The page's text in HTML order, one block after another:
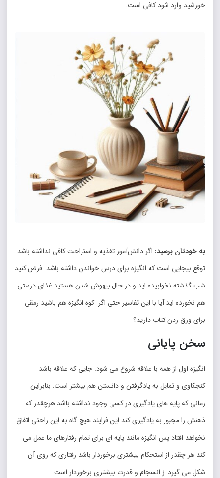
خورشید وارد شود کافی است.
به خودتان برسید: اگر دانش‌‌آموز تغذیه و استراحت کافی نداشته باشد
توقع بیجایی است که انگیزه برای درس خواندن داشته باشد. فرض کنید
شب گذشته نخوابیده اید و در حال بیهوش شدن هستید غذای درستی
هم نخورده اید آیا با این تفاسیر حتی اگر کوه انگیزه هم باشید رمقی
برای ورق زدن کتاب دارید؟
سخن پایانی
انگیزه اول از همه با علاقه شروع می شود. جایی که علاقه باشد
کنجکاوی و تمایل به یادگرفتن و دانستن هم بیشتر است. بنابراین
زمانی که پایه های یادگیری در کسی وجود نداشته باشد هرچقدر که
ذهنش را مجبور به یادگیری کند این فرایند هیچ گاه به این راحتی اتفاق
نخواهد افتاد پس انگیزه مانند پایه ای برای تمام رفتارهای ما عمل می
کند هر چقدر از استحکام بیشتری برخوردار باشد رفتاری که روی آن
شکل می گیرد از انسجام و قدرت بیشتری برخوردار است.